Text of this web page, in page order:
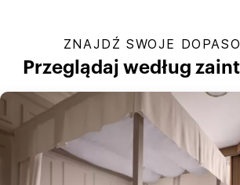
ZNAJDŹ SWOJE
Przeglądaj według